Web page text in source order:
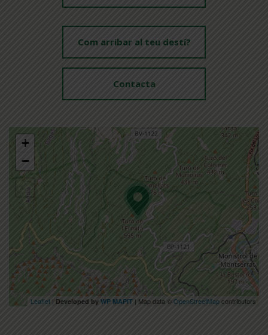
Com arribar al teu destí?
Contacta
+
−
Leaflet | Developed by WP MAPIT | Map data ©OpenStreetMapcontributors